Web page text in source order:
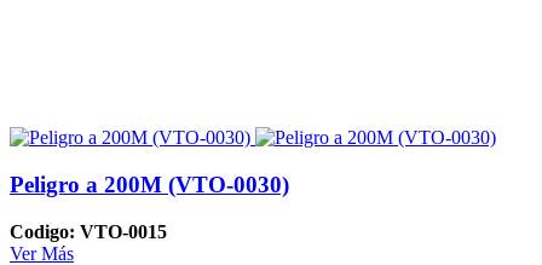
Peligro a 200M (VTO-0030)
Codigo: VTO-0015
Ver Más